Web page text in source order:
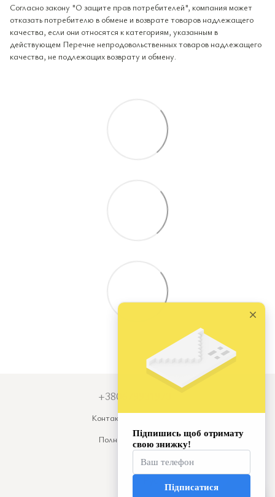
Согласно закону "О защите прав потребителей", компания может
отказать потребителю в обмене и возврате товаров надлежащего
качества, если они относятся к категориям, указанным в
действующем Перечне непродовольственных товаров надлежащего
качества, не подлежащих возврату и обмену.
+380679931973
Контактная информация
Полная версия сайта
© 2026
Укр